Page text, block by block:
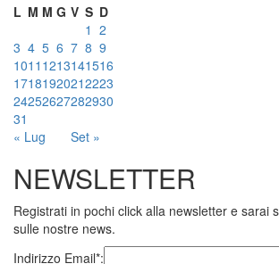
L M M G V S D
« Lug Set »
1 2
3 4 5 6 7 8 9
1011 1213141516
17181920212223
24252627282930
31
NEWSLETTER
Registrati in pochi click alla newsletter e sarai
sulle nostre news.
Indirizzo Email*: